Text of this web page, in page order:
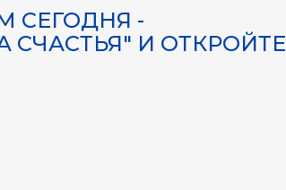
СЕГОДНЯ -
И ОТКРОЙТЕ